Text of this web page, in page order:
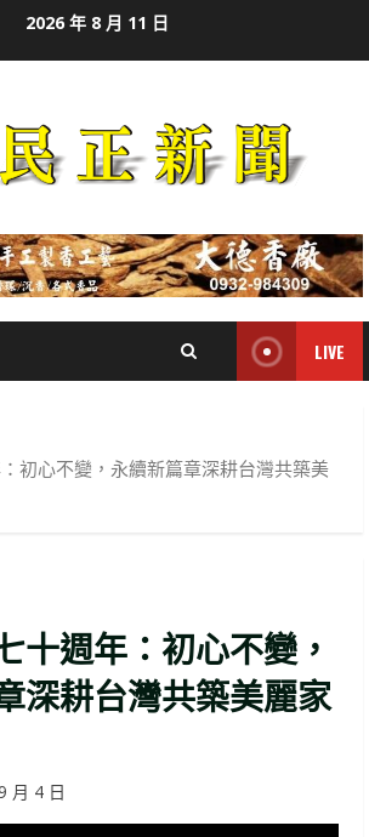
2026 年 8 月 11 日
LIVE
初心不變，永續新篇章深耕台灣共築美
十週年：初心不變，
深耕台灣共築美麗家
月 4 日